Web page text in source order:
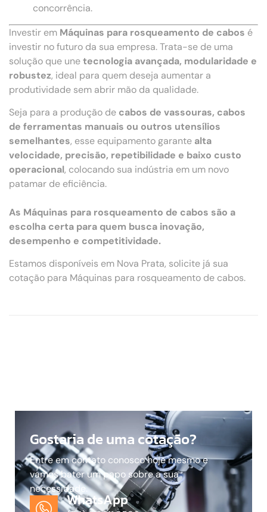
concorrência.
Investir em Máquinas para rosqueamento de cabos é
investir no futuro da sua empresa. Trata-se de uma
solução que unetecnologia avançada, modularidade e
robustez, ideal para quem deseja aumentar a
produtividade sem abrir mão da qualidade.
Seja para a produção de cabos de vassouras, cabos
de ferramentas manuais ou outros utensílios
semelhantes, esse equipamento garante alta
velocidade, precisão, repetibilidade e baixo custo
operacional, colocando sua indústria em um novo
patamar de eficiência.
As Máquinas para rosqueamento de cabos são a
escolha certa para quem busca inovação,
desempenho e competitividade.
Estamos disponíveis em Nova Prata, solicite já sua
cotação para Máquinas para rosqueamento de cabos.
Gostaria de uma cotação?
Entre em contato conosco hoje mesmo e
vamos bater um papo sobre a sua
necessidade.
WhatsApp